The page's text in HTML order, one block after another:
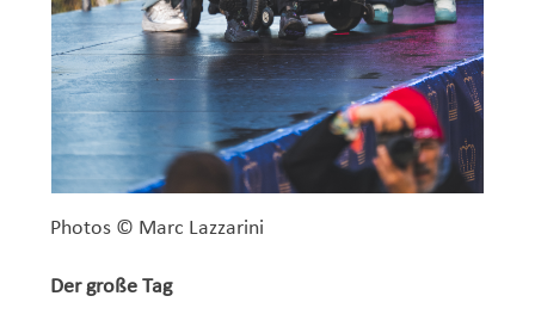
Photos © Marc Lazzarini
Der große Tag